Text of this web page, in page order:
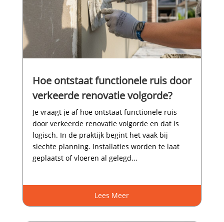
Hoe ontstaat functionele ruis door
verkeerde renovatie volgorde?
Je vraagt je af hoe ontstaat functionele ruis
door verkeerde renovatie volgorde en dat is
logisch.​ In de praktijk begint het vaak bij
slechte planning.​ Installaties worden te laat
geplaatst of vloeren al gelegd...
Lees Meer